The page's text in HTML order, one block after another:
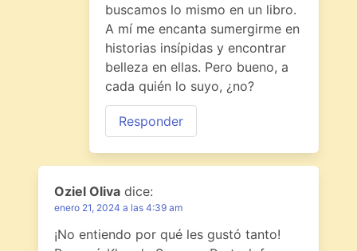
buscamos lo mismo en un libro.
A mí me encanta sumergirme en
historias insípidas y encontrar
belleza en ellas. Pero bueno, a
cada quién lo suyo, ¿no?
Responder
Oziel Oliva dice:
enero 21, 2024 a las 4:39 am
¡No entiendo por qué les gustó tanto!